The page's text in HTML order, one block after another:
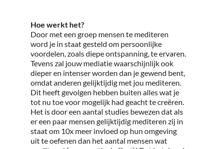
Hoe werkt het?
Door met een groep mensen te mediteren
word je in staat gesteld om persoonlijke
voordelen, zoals diepe ontspanning, te ervaren.
Tevens zal jouw mediatie waarschijnlijk ook
dieper en intenser worden dan je gewend bent,
omdat anderen gelijktijdig met jou mediteren.
Dit heeft gevolgen hebben buiten alles wat je
tot nu toe voor mogelijk had geacht te creëren.
Het is door een aantal studies bewezen dat als
er een paar mensen gelijktijdig mediteren zij in
staat om 10x meer invloed op hun omgeving
uit te oefenen dan het aantal mensen wat